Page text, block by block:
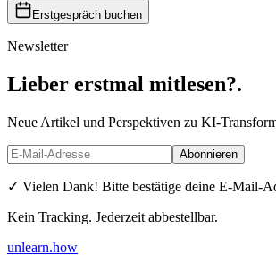
Erstgespräch buchen
Newsletter
Lieber erstmal mitlesen?.
Neue Artikel und Perspektiven zu KI-
Abonnieren
✓ Vielen Dank! Bitte bestätige deine E-Mail-
Kein Tracking. Jederzeit abbestellbar.
unlearn.how